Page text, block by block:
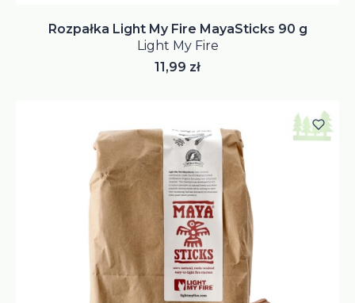
Rozpałka Light My Fire MayaSticks 90 g
Light My Fire
Cena
11,99 zł